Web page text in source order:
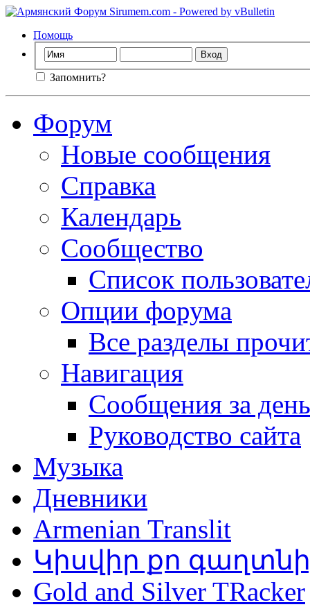
Помощь
Запомнить?
Форум
Новые сообщения
Справка
Календарь
Сообщество
Список
Опции форума
Все разделы
Навигация
Сообщения за день
Руководство сайта
Музыка
Дневники
Armenian Translit
Կիսվիր քո
Gold and Silver TRacker